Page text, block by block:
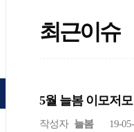
최근이슈
5월 늘봄 이모저모
작성자 늘봄 19-